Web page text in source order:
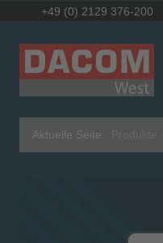
+49 (0) 2129 376-200
Aktuelle Seite: